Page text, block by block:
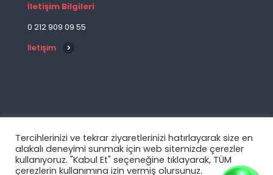
İletişim Bilgileri
0 212 909 09 55
İletişim
© 2019-2024 Tüm Hakları Saklıdır. Bu websitesi E
Bilişim Teknolojileri Yazılım ve Danışmanlık Hizmetleri
Tercihlerinizi ve tekrar ziyaretlerinizi hatırlayarak size en
alakalı deneyimi sunmak için web sitemizde çerezler
kullanıyoruz. "Kabul Et" seçeneğine tıklayarak, TÜM
çerezlerin kullanımına izin vermiş olursunuz.